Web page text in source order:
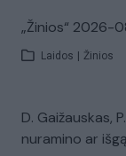
„Žinios“ 2026-
Laidos Žinios
D. Gaižauskas,
nuramino ar